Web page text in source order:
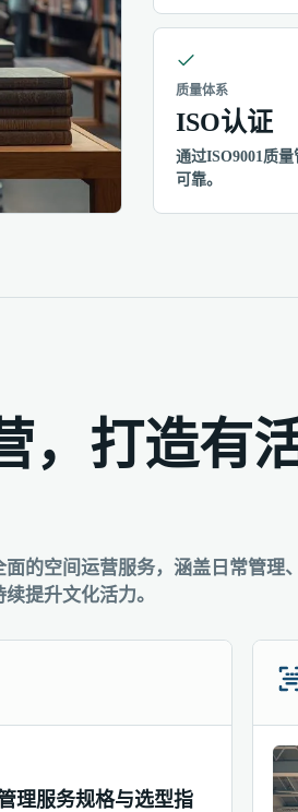
质量体系
ISO认证
通过ISO9001质
可靠。
，打造有
的空间运营服务，涵盖日常管理
提升文化活力。
理服务规格与选型指